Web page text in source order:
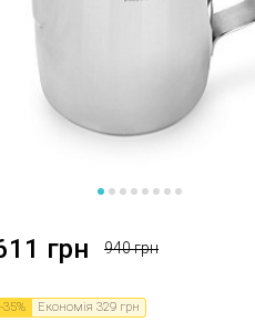
грн 940 грн
-35% Економія 329 грн